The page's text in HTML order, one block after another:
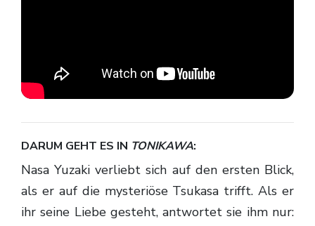
DARUM GEHT ES IN TONIKAWA:
Nasa Yuzaki verliebt sich auf den ersten Blick,
als er auf die mysteriöse Tsukasa trifft. Als er
ihr seine Liebe gesteht, antwortet sie ihm nur: